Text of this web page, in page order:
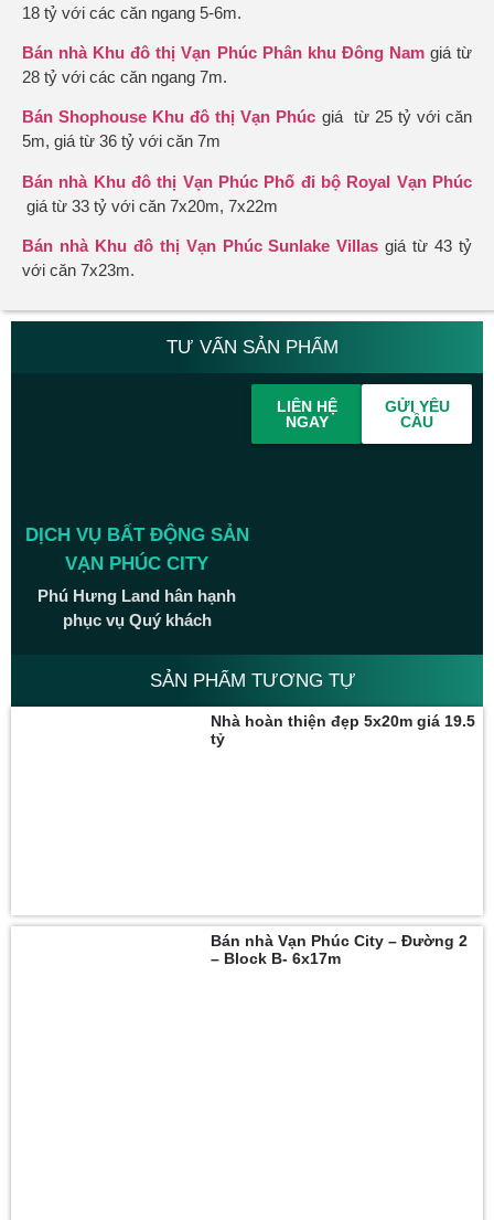
18 tỷ với các căn ngang 5-6m.
Bán nhà Khu đô thị Vạn Phúc Phân khu Đông Namgiá từ
28 tỷ với các căn ngang 7m.
Bán Shophouse Khu đô thị Vạn Phúc giá từ 25 tỷ với căn
5m, giá từ 36 tỷ với căn 7m
Bán nhà Khu đô thị Vạn Phúc Phố đi bộ Royal Vạn Phúc
giá từ 33 tỷ với căn 7x20m, 7x22m
Bán nhà Khu đô thị Vạn Phúc Sunlake Villas giá từ 43 tỷ
với căn 7x23m.
TƯ VẤN SẢN PHẨM
DỊCH VỤ BẤT ĐỘNG SẢN
VẠN PHÚC CITY
Phú Hưng Land hân hạnh
phục vụ Quý khách
LIÊN HỆ
NGAY
GỬI YÊU
CẦU
SẢN PHẨM TƯƠNG TỰ
Nhà hoàn thiện đẹp 5x20m giá 19.5
tỷ
Bán nhà Vạn Phúc City – Đường 2
– Block B- 6x17m